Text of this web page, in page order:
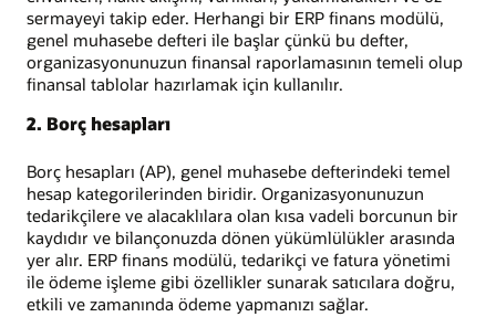
sermayeyi takip eder. Herhangi bir ERP finans modülü,
genel muhasebe defteri ile başlar çünkü bu defter,
organizasyonunuzun finansal raporlamasının temeli olup
finansal tablolar hazırlamak için kullanılır.
2. Borç hesapları
Borç hesapları (AP), genel muhasebe defterindeki temel
hesap kategorilerinden biridir. Organizasyonunuzun
tedarikçilere ve alacaklılara olan kısa vadeli borcunun bir
kaydıdır ve bilançonuzda dönen yükümlülükler arasında
yer alır. ERP finans modülü, tedarikçi ve fatura yönetimi
ile ödeme işleme gibi özellikler sunarak satıcılara doğru,
etkili ve zamanında ödeme yapmanızı sağlar.